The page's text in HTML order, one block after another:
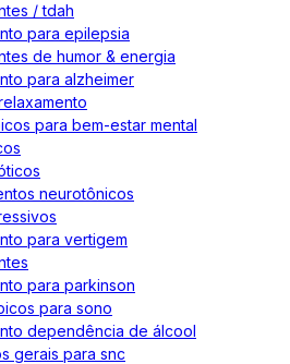
/ tdah
para epilepsia
de humor & energia
para alzheimer
para bem-estar mental
neurotônicos
para vertigem
para parkinson
para sono
dependência de álcool
gerais para snc